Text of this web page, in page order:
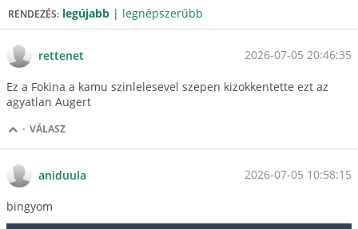
RENDEZÉS: legújabb | legnépszerűbb
rettenet 2026-07-05 20:46:35
Ez a Fokina a kamu szinlelesevel szepen kizokkentette ezt az
agyatlan Augert
· VÁLASZ
aniduula 2026-07-05 10:58:15
bingyom